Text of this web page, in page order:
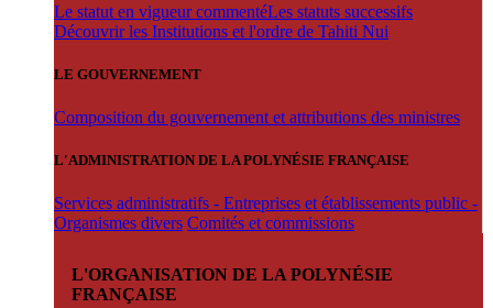
Le statut en vigueur commentéLes statuts successifs
Découvrir les Institutions et l'ordre de Tahiti Nui
LE GOUVERNEMENT
Composition du gouvernement et attributions des ministres
L'ADMINISTRATION DE LA POLYNÉSIE FRANÇAISE
Services administratifs - Entreprises et établissements public -
Organismes divers Comités et commissions
L'ORGANISATION DE LA POLYNÉSIE
FRANÇAISE